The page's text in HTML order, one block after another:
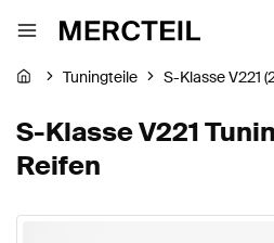
Tuningteile S-Klasse V221
S-Klasse V221
Reifen